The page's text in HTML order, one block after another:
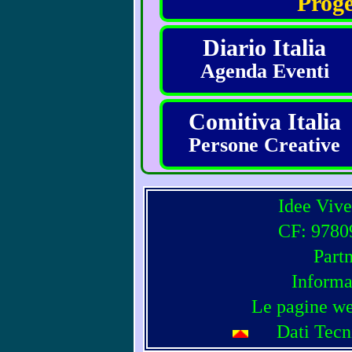
Diario Italia
Agenda Eventi
Comitiva Italia
Persone Creative
Idee
CF:
Le pagine
Dati